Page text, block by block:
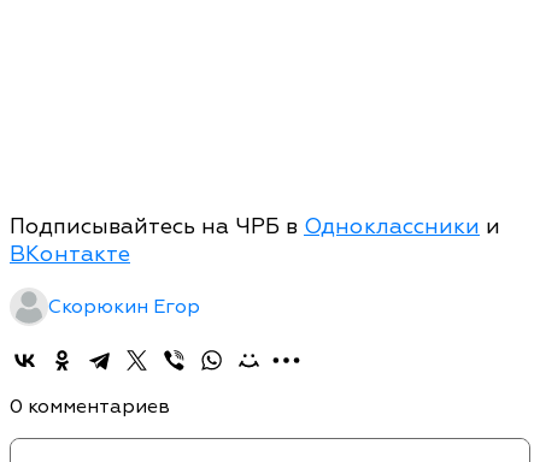
Подписывайтесь на ЧРБ в Одноклассники и
ВКонтакте
Скорюкин Егор
0 комментариев